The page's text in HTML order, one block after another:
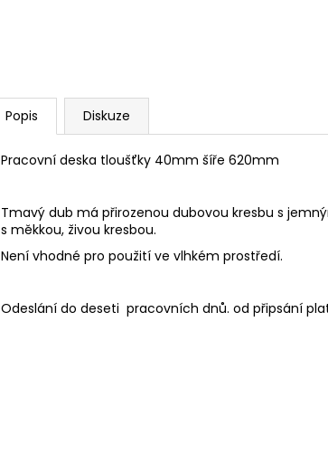
Popis Diskuze
Pracovní deska tloušťky 40mm šíře 620mm
Tmavý dub má přirozenou dubovou kresbu s
s měkkou, živou kresbou.
Není vhodné pro použití ve vlhkém prostředí.
Odeslání do deseti pracovních dnů. od připsání